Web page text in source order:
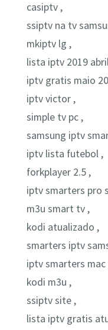
casiptv ,
ssiptv na tv
mkiptv lg ,
lista iptv 2019
iptv gratis maio
iptv victor ,
simple tv pc ,
samsung iptv
iptv lista futebol ,
forkplayer 2.5 ,
iptv smarters pro
m3u smart tv ,
kodi atualizado ,
smarters iptv
iptv smarters mac
kodi m3u ,
ssiptv site ,
lista iptv gratis